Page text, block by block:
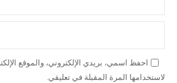
احفظ اسمي، بريدي الإلكتروني، والموقع
لاستخدامها المرة المقبلة في تعليقي.